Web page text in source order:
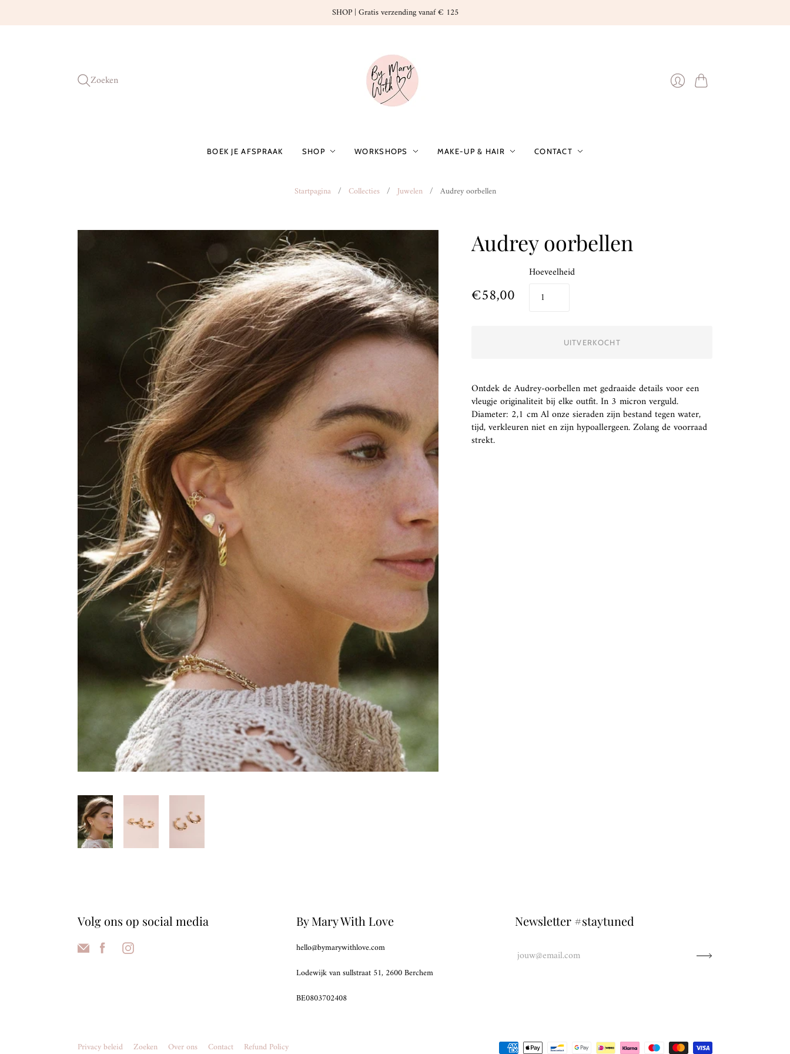
SHOP | Gratis verzending vanaf € 125
Zoeken
Winkelwagen
BOEK JE AFSPRAAK SHOP WORKSHOPS MAKE-UP & HAIR CONTACT
Startpagina / Collecties / Juwelen / Audrey oorbellen
Audrey oorbellen
€58,00
Hoeveelheid
UITVERKOCHT
Ontdek de Audrey-oorbellen met gedraaide details voor een
vleugje originaliteit bij elke outfit. In 3 micron verguld.
Diameter: 2,1 cm Al onze sieraden zijn bestand tegen water,
tijd, verkleuren niet en zijn hypoallergeen. Zolang de voorraad
strekt.
Volg ons op social media By Mary With Love
hello@bymarywithlove.com
Lodewijk van sullstraat 51, 2600 Berchem
BE0803702408
Newsletter #staytuned
Privacy beleid Zoeken Over ons Contact Refund Policy